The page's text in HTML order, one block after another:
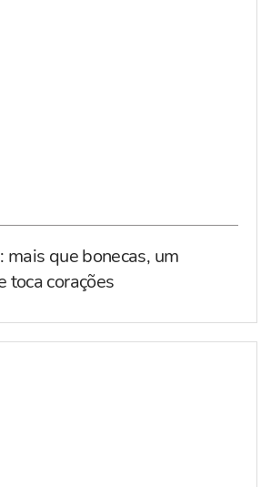
mais que bonecas, um
toca corações